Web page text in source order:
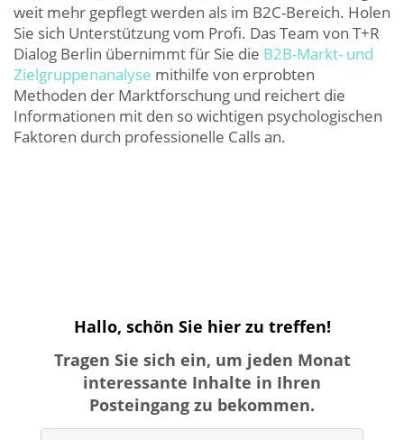
weit mehr gepflegt werden als im B2C-Bereich. Holen
Sie sich Unterstützung vom Profi. Das Team von T+R
Dialog Berlin übernimmt für Sie die B2B-Markt- und
Zielgruppenanalyse mithilfe von erprobten
Methoden der Marktforschung und reichert die
Informationen mit den so wichtigen psychologischen
Faktoren durch professionelle Calls an.
Hallo, schön Sie hier zu treffen!
Tragen Sie sich ein, um jeden Monat
interessante Inhalte in Ihren
Posteingang zu bekommen.